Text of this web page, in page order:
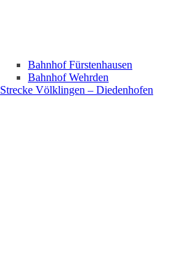
Bahnhof Fürstenhausen
Bahnhof Wehrden
Strecke Völklingen – Diedenhofen